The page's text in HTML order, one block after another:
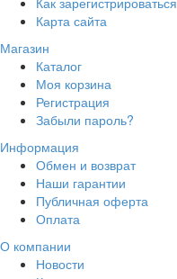
Карта сайта
Магазин
Каталог
Моя корзина
Регистрация
Забыли пароль?
Информация
Обмен и возврат
Наши гарантии
Публичная оферта
Оплата
О компании
Новости